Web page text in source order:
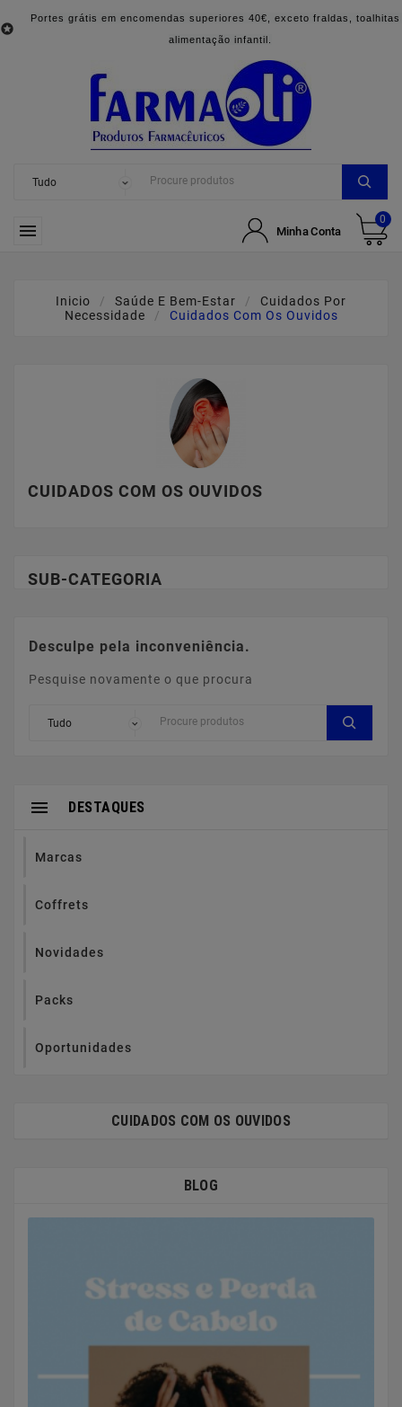

Portes grátis em encomendas superiores 40€, exceto fraldas, toalhitas
alimentação infantil.
 Minha Conta
0
Inicio Saúde E Bem-Estar
Cuidados Por
Necessidade
Cuidados Com Os Ouvidos
CUIDADOS COM OS OUVIDOS
SUB-CATEGORIA
Desculpe pela inconveniência.
Pesquise novamente o que procura
DESTAQUES

Marcas
Coffrets
Novidades
Packs
Oportunidades
CUIDADOS COM OS OUVIDOS
BLOG